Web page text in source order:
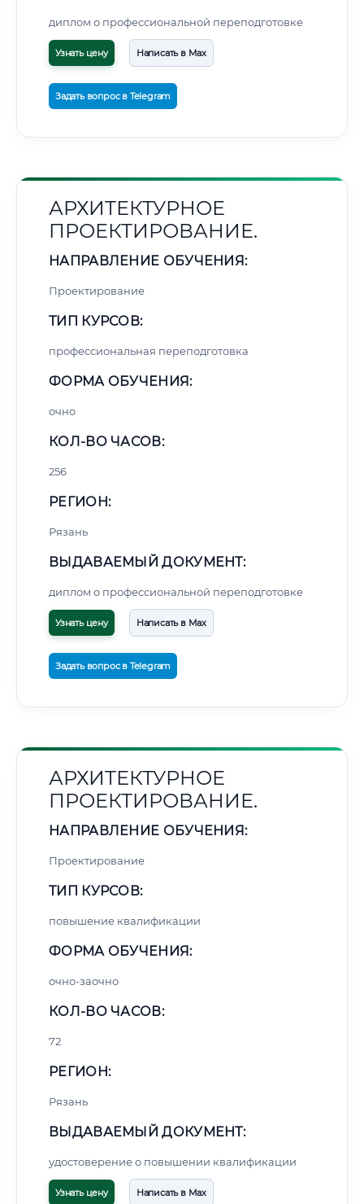
диплом о профессиональной переподготовке
Узнать цену Написать в Max
Задать вопрос в Telegram
АРХИТЕКТУРНОЕ
ПРОЕКТИРОВАНИЕ.
НАПРАВЛЕНИЕ ОБУЧЕНИЯ:
Проектирование
ТИП КУРСОВ:
профессиональная переподготовка
ФОРМА ОБУЧЕНИЯ:
очно
КОЛ-ВО ЧАСОВ:
256
РЕГИОН:
Рязань
ВЫДАВАЕМЫЙ ДОКУМЕНТ:
диплом о профессиональной переподготовке
Узнать цену Написать в Max
Задать вопрос в Telegram
АРХИТЕКТУРНОЕ
ПРОЕКТИРОВАНИЕ.
НАПРАВЛЕНИЕ ОБУЧЕНИЯ:
Проектирование
ТИП КУРСОВ:
повышение квалификации
ФОРМА ОБУЧЕНИЯ:
очно-заочно
КОЛ-ВО ЧАСОВ:
72
РЕГИОН:
Рязань
ВЫДАВАЕМЫЙ ДОКУМЕНТ:
удостоверение о повышении квалификации
Узнать цену Написать в Max